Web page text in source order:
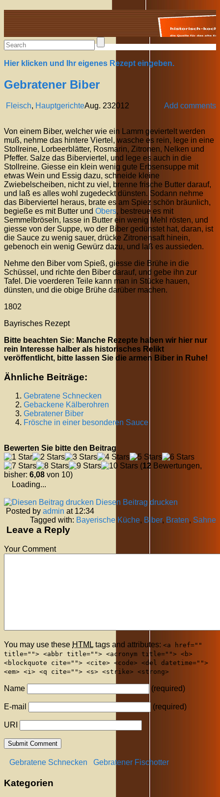
Alte Rezepte online
Hier klicken und Ihr eigenes Rezept eingeben.
Gebratener Biber
Fleisch, Hauptgerichte Add comments
Aug. 232012
Von einem Biber, welcher wie ein Lamm geviertelt werden
muß, nehme das hintere Viertel, wasche es rein, lege in eine
Stollreine, Lorbeerblätter, Rosmarin, Zitronen, Nelken und
Pfeffer. Salze das Biberviertel, und lege es auch in die
Stollreine. Giesse ein klein wenig gute Erbsensuppe mit
etwas Wein und Essig dazu, schneide kleine
Zwiebelscheiben, nicht zu viel, brenne frische Butter darauf,
und laß es alles wohl zugedeckt dünsten. Sodann nehme
das Biberviertel heraus, brate es am Spiez schön bräunlich,
begieße es mit Butter und Obers, bestreue es mit
Semmelbröseln, lasse in Butter ein wenig Mehl rösten, und
giesse von der Suppe, wo der Biber gedünstet hat, daran, ist
die Sauce zu wenig sauer, drücke Zitronensaft hinein,
gebenoch ein wenig Gewürz dazu, und laß es aussieden.
Nehme den Biber vom Spieß, giesse die Brühe in die
Schüssel, und richte den Biber darauf, und gebe ihn zur
Tafel. Die voerderen Teile kann man in Stücke hauen,
dünsten, und die obige Brühe darüber machen.
1802
Bayrisches Rezept
Bitte beachten Sie: Manche Rezepte haben wir hier nur
rein Interesse halber als historisches Relikt
veröffentlicht, bitte lassen Sie die armen Biber in Ruhe!
Ähnliche Beiträge:
Gebratene Schnecken
Gebackene Kälberohren
Gebratener Biber
Frösche in einer besonderen Sauce
Bewerten Sie bitte den Beitrag
(12 Bewertungen,
bisher: 6,08 von 10)
Loading...
Diesen Beitrag drucken
Posted by admin at 12:34
Tagged with: Bayerische Küche, Biber, Braten, Sahne
Leave a Reply
Your Comment
You may use these HTML tags and attributes: <a href=""
title=""> <abbr title=""> <acronym title=""> <b>
<blockquote cite=""> <cite> <code> <del datetime="">
<em> <i> <q cite=""> <s> <strike> <strong>
Name (required)
E-mail (required)
URI
Gebratene Schnecken Gebratener Fischotter
Kategorien